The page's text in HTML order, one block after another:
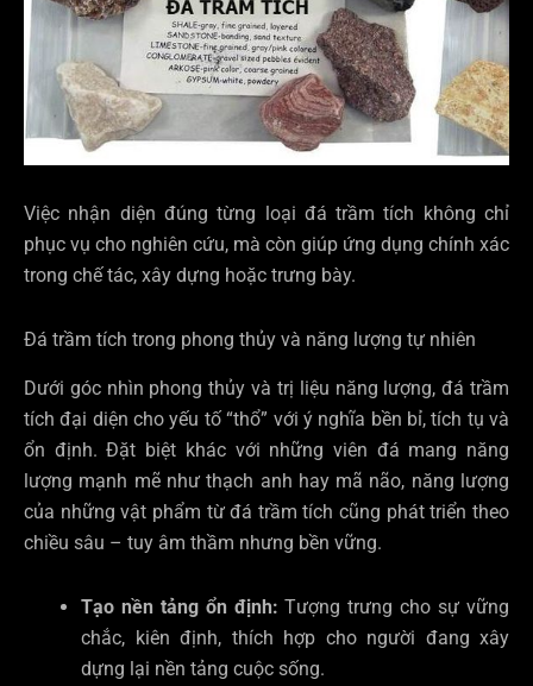
Việc nhận diện đúng từng loại đá trầm tích không chỉ
phục vụ cho nghiên cứu, mà còn giúp ứng dụng chính xác
trong chế tác, xây dựng hoặc trưng bày.
Đá trầm tích trong phong thủy và năng lượng tự nhiên
Dưới góc nhìn phong thủy và trị liệu năng lượng, đá trầm
tích đại diện cho yếu tố “thổ” với ý nghĩa bền bỉ, tích tụ và
ổn định. Đặt biệt khác với những viên đá mang năng
lượng mạnh mẽ như thạch anh hay mã não, năng lượng
của những vật phẩm từ đá trầm tích cũng phát triển theo
chiều sâu – tuy âm thầm nhưng bền vững.
Tạo nền tảng ổn định: Tượng trưng cho sự vững
chắc, kiên định, thích hợp cho người đang xây
dựng lại nền tảng cuộc sống.